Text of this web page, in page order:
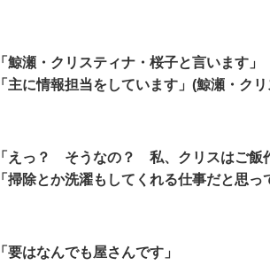
「鯨瀬・クリスティナ・桜子と言います」
「主に情報担当をしています」(鯨瀬・ク
「えっ？ そうなの？ 私、クリスはご飯
「掃除とか洗濯もしてくれる仕事だと思っ
「要はなんでも屋さんです」